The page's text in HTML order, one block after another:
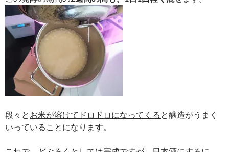
段々と お米が溶けてドロドロになってくる と醸造がうまく
いっていることになります。